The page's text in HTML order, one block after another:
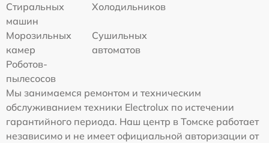
Стиральных
машин
Холодильников
Морозильных
камер
Сушильных
автоматов
Роботов-
пылесосов
Мы занимаемся ремонтом и техническим
обслуживанием техники Electrolux по истечении
гарантийного периода. Наш центр в Томске работает
независимо и не имеет официальной авторизации от